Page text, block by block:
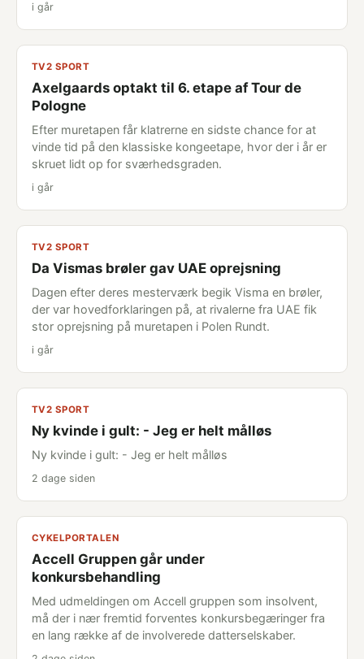
i går
TV2 SPORT
Axelgaards optakt til 6. etape af Tour de
Pologne
Efter muretapen får klatrerne en sidste chance for at
vinde tid på den klassiske kongeetape, hvor der i år er
skruet lidt op for sværhedsgraden.
i går
TV2 SPORT
Da Vismas brøler gav UAE oprejsning
Dagen efter deres mesterværk begik Visma en brøler,
der var hovedforklaringen på, at rivalerne fra UAE fik
stor oprejsning på muretapen i Polen Rundt.
i går
TV2 SPORT
Ny kvinde i gult: - Jeg er helt målløs
Ny kvinde i gult: - Jeg er helt målløs
2 dage siden
CYKELPORTALEN
Accell Gruppen går under
konkursbehandling
Med udmeldingen om Accell gruppen som insolvent,
må der i nær fremtid forventes konkursbegæringer fra
en lang række af de involverede datterselskaber.